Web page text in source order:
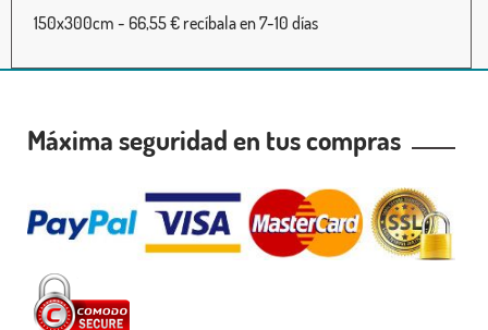
150x300cm - 66,55 € recíbala en 7-10 días
Máxima seguridad en tus compras